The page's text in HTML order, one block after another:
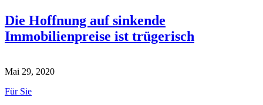
Die Hoffnung auf sinkende
Immobilienpreise ist trügerisch
Mai 29, 2020
Für Sie